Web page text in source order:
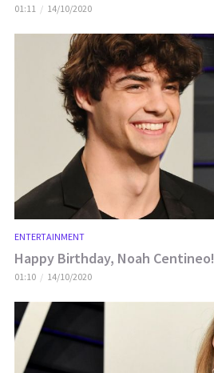
01:11 14/10/2020
ENTERTAINMENT
Happy Birthday, Noah Centineo!
01:10 14/10/2020